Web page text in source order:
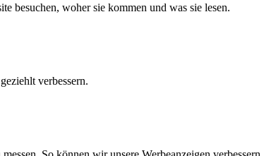
besuchen, woher sie kommen und was sie lesen.
verbessern.